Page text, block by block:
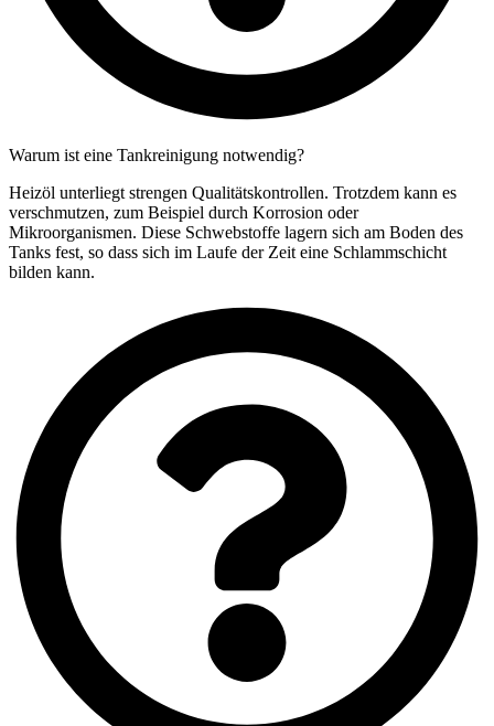
Warum ist eine Tankreinigung notwendig?
Heizöl unterliegt strengen Qualitätskontrollen. Trotzdem kann es
verschmutzen, zum Beispiel durch Korrosion oder
Mikroorganismen. Diese Schwebstoffe lagern sich am Boden des
Tanks fest, so dass sich im Laufe der Zeit eine Schlammschicht
bilden kann.